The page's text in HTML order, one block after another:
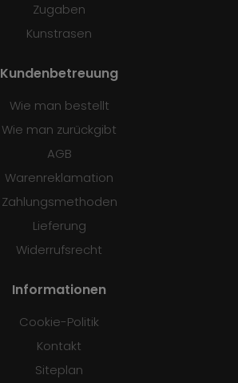
Zugaben
Kunstrasen
Kundenbetreuung
Wie man bestellt
Wie man zurückgibt
AGB
Warenreklamation
Zahlungsmethoden
Lieferung
Widerrufsrecht
Informationen
Cookie-Politik
Kontakt
Siteplan